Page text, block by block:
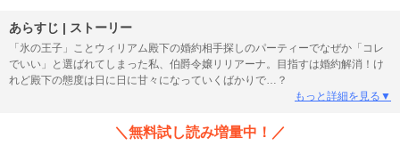
あらすじ | ストーリー
「氷の王子」ことウィリアム殿下の婚約相手探しのパーティーでなぜか「コレ
でいい」と選ばれてしまった私、伯爵令嬢リリアーナ。目指すは婚約解消！け
れど殿下の態度は日に日に甘々になっていくばかりで…？
もっと詳細を見る▼
＼無料試し読み増量中！／